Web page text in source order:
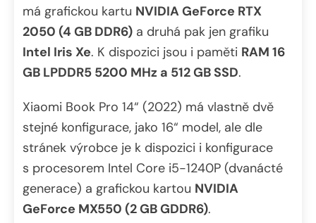
má grafickou kartu NVIDIA GeForce RTX
2050 (4 GB DDR6) a druhá pak jen grafiku
Intel Iris Xe. K dispozici jsou i paměti RAM 16
GB LPDDR5 5200 MHz a 512 GB SSD.
Xiaomi Book Pro 14“ (2022) má vlastně dvě
stejné konfigurace, jako 16“ model, ale dle
stránek výrobce je k dispozici i konfigurace
s procesorem Intel Core i5-1240P (dvanácté
generace) a grafickou kartou NVIDIA
GeForce MX550 (2 GB GDDR6).